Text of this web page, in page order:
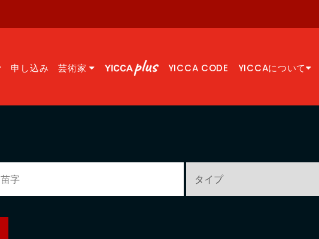
申し込み 芸術家 YICCA CODE YICCAについて